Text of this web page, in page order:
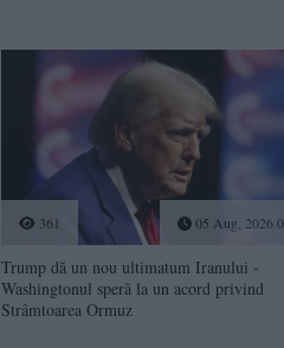
361 05 Aug, 2026
Trump dă un nou ultimatum Iranului -
Washingtonul speră la un acord privind
Strâmtoarea Ormuz